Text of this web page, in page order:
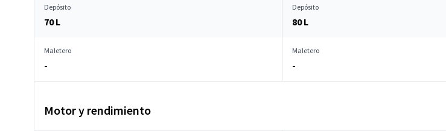
Depósito
70 L
Depósito
80 L
Maletero
-
Maletero
-
Motor y rendimiento